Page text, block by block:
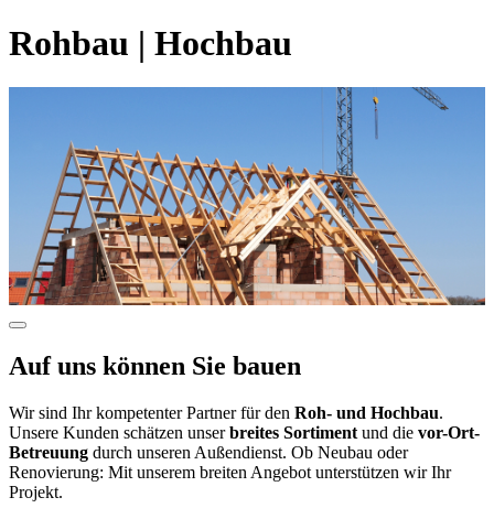
Rohbau | Hochbau
Auf uns können Sie bauen
Wir sind Ihr kompetenter Partner für den Roh- und Hochbau.
Unsere Kunden schätzen unserbreites Sortiment und die vor-Ort-
Betreuung durch unseren Außendienst. Ob Neubau oder
Renovierung: Mit unserem breiten Angebot unterstützen wir Ihr
Projekt.